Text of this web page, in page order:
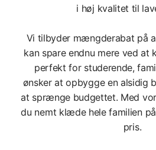
i høj kvalitet til
Vi tilbyder mængderabat på
kan spare endnu mere ved at
perfekt for studerende,
ønsker at opbygge en alsidig
at sprænge budgettet. Med
du nemt klæde hele familien
pris.